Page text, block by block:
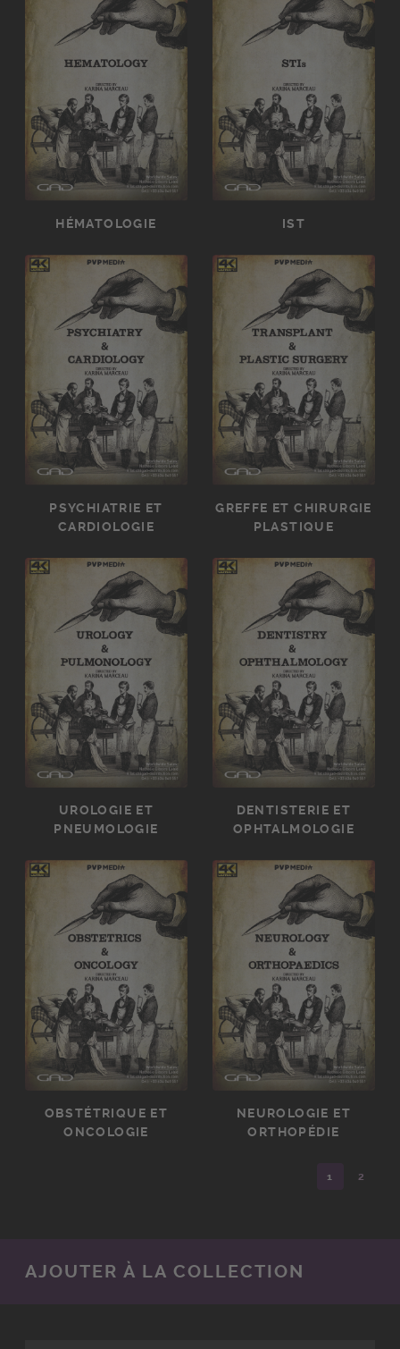
HÉMATOLOGIE IST
PSYCHIATRIE ET
CARDIOLOGIE
GREFFE ET CHIRURGIE
PLASTIQUE
UROLOGIE ET
PNEUMOLOGIE
DENTISTERIE ET
OPHTALMOLOGIE
OBSTÉTRIQUE ET
ONCOLOGIE
NEUROLOGIE ET
ORTHOPÉDIE
1 2
AJOUTER À LA COLLECTION